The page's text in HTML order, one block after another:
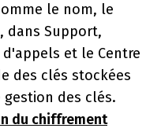
le nom, le
dans Support,
d'appels et le Centre
des clés stockées
des clés.
du chiffrement